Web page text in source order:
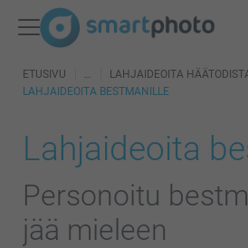
ETUSIVU
LAHJAIDEOITA
LAHJAIDEOITA BESTMANILLE
Lahjaideoita
Personoitu
jää mieleen